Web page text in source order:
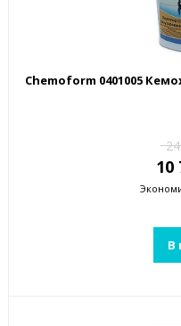
Chemoform 0401005
10
В